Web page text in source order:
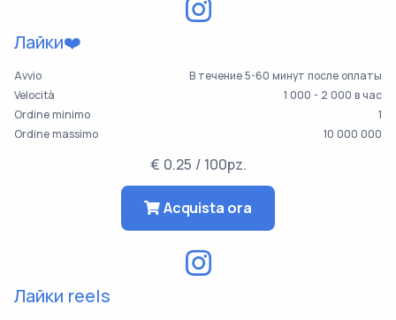
Лайки❤️
Avvio
В течение 5-60 минут после оплаты
Velocità
1 000 - 2 000 в час
Ordine minimo
1
Ordine massimo
10 000 000
€ 0.25 / 100pz.
Acquista ora
Лайки reels